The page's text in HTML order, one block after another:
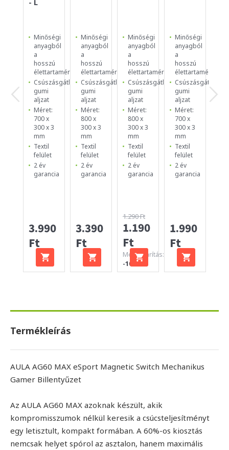
Minőségi
anyagból
a
hosszú
élettartamért
Csúszásgátló
gumi
aljzat
Méret:
700 x
300 x 3
mm
Textil
felület
2 év
garancia
3.990
Ft
Minőségi
anyagból
a
hosszú
élettartamért
Csúszásgátló
gumi
aljzat
Méret:
800 x
300 x 3
mm
Textil
felület
2 év
garancia
3.390
Ft
Minőségi
anyagból
a
hosszú
élettartamért
Csúszásgátló
gumi
aljzat
Méret:
800 x
300 x 3
mm
Textil
felület
2 év
garancia
1.290 Ft
1.190
Ft
Megtakarítás:
-100 Ft
Minőségi
anyagból
a
hosszú
élettartamért
Csúszásgátló
gumi
aljzat
Méret:
700 x
300 x 3
mm
Textil
felület
2 év
garancia
1.990
Ft
Termékleírás
AULA AG60 MAX eSport Magnetic Switch Mechanikus
Gamer Billentyűzet
Az AULA AG60 MAX azoknak készült, akik
kompromisszumok nélkül keresik a csúcsteljesítményt
egy letisztult, kompakt formában. A 60%-os kiosztás
nemcsak helyet spórol az asztalon, hanem maximális